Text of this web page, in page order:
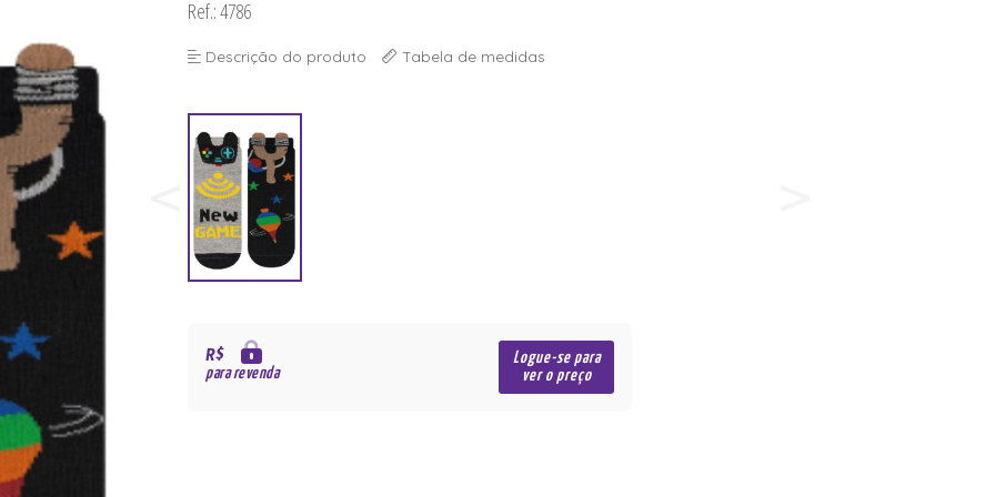
Ref.: 4786
Descrição do produto Tabela de medidas
R$
para revenda
Logue-se para
ver o preço